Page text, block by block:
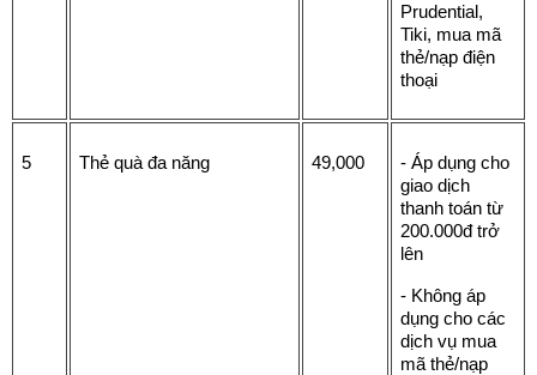
Prudential,
Tiki, mua mã
thẻ/nạp điện
thoại
5 Thẻ quà đa năng 49,000
- Áp dụng cho
giao dịch
thanh toán từ
200.000đ trở
lên
- Không áp
dụng cho các
dịch vụ mua
mã thẻ/nạp